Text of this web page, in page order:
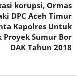
korupsi, Ormas
DPC Aceh Timur
Kapolres Untuk
Proyek Sumur Bor
DAK Tahun 2018